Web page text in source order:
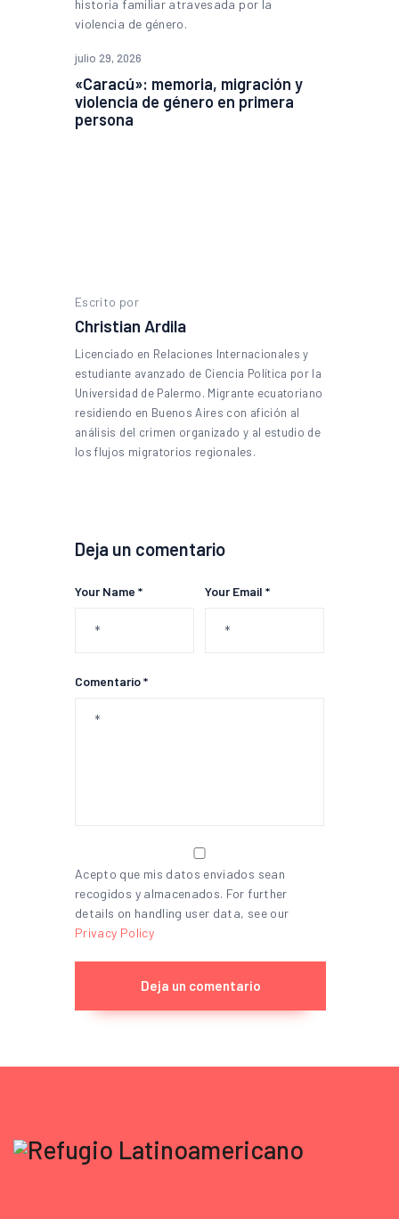
julio 29, 2026
«Caracú»: memoria, migración y
violencia de género en primera
persona
Escrito por
Christian Ardila
Licenciado en Relaciones Internacionales y
estudiante avanzado de Ciencia Política por la
Universidad de Palermo. Migrante ecuatoriano
residiendo en Buenos Aires con afición al
análisis del crimen organizado y al estudio de
los flujos migratorios regionales.
Deja un comentario
Your Name * Your Email *
Comentario *
Acepto que mis datos enviados sean
recogidos y almacenados. For further
details on handling user data, see our
Privacy Policy